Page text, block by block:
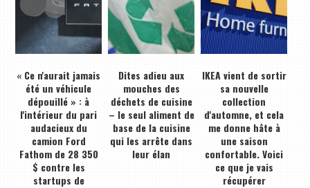
« Ce n'aurait jamais
été un véhicule
dépouillé » : à
l'intérieur du pari
audacieux du
camion Ford
Fathom de 28 350
$ contre les
startups de
Dites adieu aux
mouches des
déchets de cuisine
– le seul aliment de
base de la cuisine
qui les arrête dans
leur élan
IKEA vient de sortir
sa nouvelle
collection
d'automne, et cela
me donne hâte à
une saison
confortable. Voici
ce que je vais
récupérer